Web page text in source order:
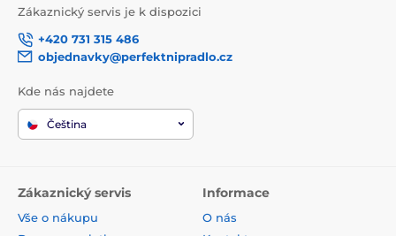
Zákaznický servis je k dispozici
+420 731 315 486
objednavky@perfektnipradlo.cz
Kde nás najdete
Čeština
Zákaznický servis
Vše o nákupu
Informace
O nás